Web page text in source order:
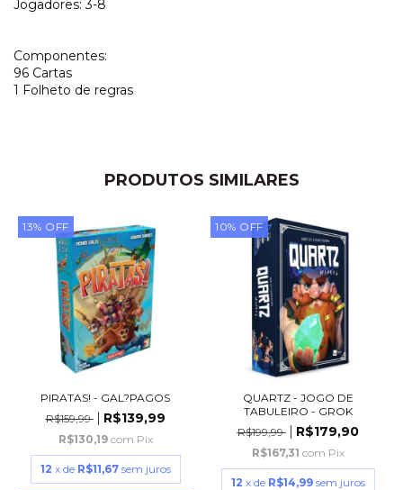
Jogadores: 3-8
Componentes:
96 Cartas
1 Folheto de regras
PRODUTOS SIMILARES
13% OFF
PIRATAS! - GAL?PAGOS
R$159,99
R$139,99
R$130,19 com Pix
12 x de R$11,67 sem juros
10% OFF
QUARTZ - JOGO DE
TABULEIRO - GROK
R$199,99
R$179,90
R$167,31 com Pix
12 x de R$14,99 sem juros